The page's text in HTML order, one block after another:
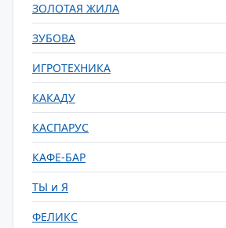
ЗОЛОТАЯ ЖИЛА
ЗУБОВА
ИГРОТЕХНИКА
КАКАДУ
КАСПАРУС
КАФЕ-БАР
ТЫ и Я
ФЕЛИКС